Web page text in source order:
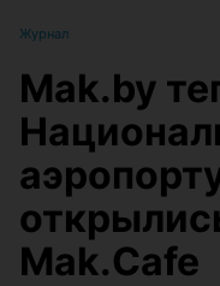
Журнал
Mak.by
Mak.Cafe